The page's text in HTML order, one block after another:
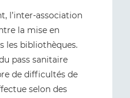
l’inter-association
la mise en
les bibliothèques.
pass sanitaire
de difficultés de
selon des